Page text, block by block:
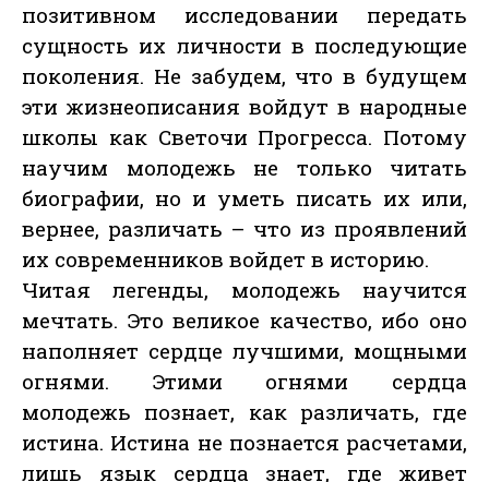
позитивном исследовании передать
сущность их личности в последующие
поколения. Не забудем, что в будущем
эти жизнеописания войдут в народные
школы как Светочи Прогресса. Потому
научим молодежь не только читать
биографии, но и уметь писать их или,
вернее, различать – что из проявлений
их современников войдет в историю.
Читая легенды, молодежь научится
мечтать. Это великое качество, ибо оно
наполняет сердце лучшими, мощными
огнями. Этими огнями сердца
молодежь познает, как различать, где
истина. Истина не познается расчетами,
лишь язык сердца знает, где живет